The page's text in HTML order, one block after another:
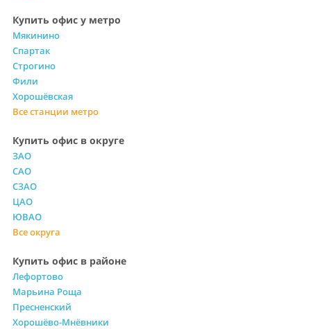
Купить офис у метро
Мякинино
Спартак
Строгино
Фили
Хорошёвская
Все станции метро
Купить офис в округе
ЗАО
САО
СЗАО
ЦАО
ЮВАО
Все округа
Купить офис в районе
Лефортово
Марьина Роща
Пресненский
Хорошёво-Мнёвники